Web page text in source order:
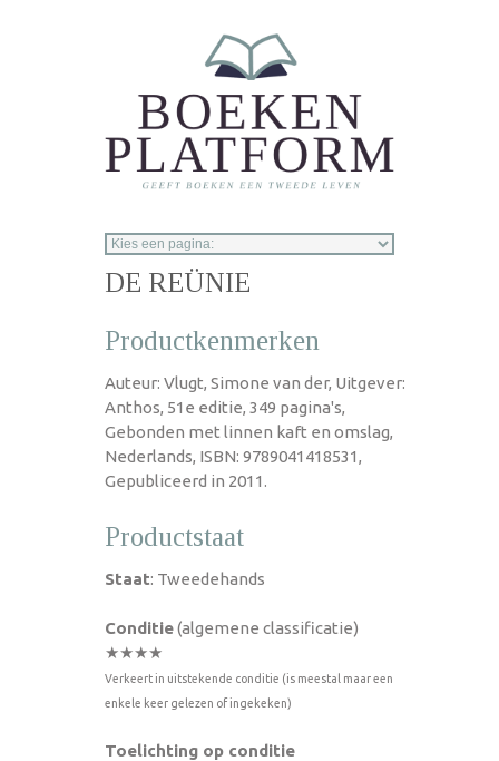
DE REÜNIE
Productkenmerken
Auteur: Vlugt, Simone van der, Uitgever:
Anthos, 51e editie, 349 pagina's,
Gebonden met linnen kaft en omslag,
Nederlands, ISBN: 9789041418531,
Gepubliceerd in 2011.
Productstaat
Staat: Tweedehands
Conditie(algemene classificatie)
★★★★
Verkeert in uitstekende conditie (is meestal maar een
enkele keer gelezen of ingekeken)
Toelichting op conditie